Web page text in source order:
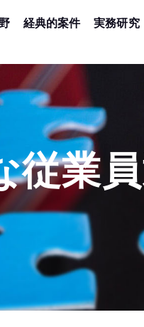
経典的案件 実務研究
従業